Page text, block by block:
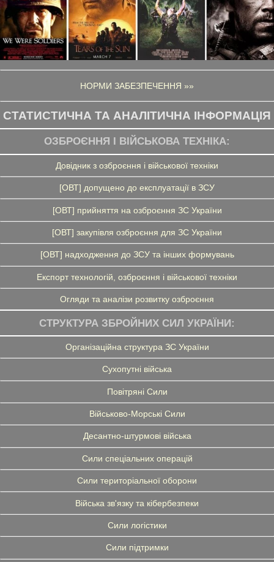
НОРМИ ЗАБЕЗПЕЧЕННЯ »»
СТАТИСТИЧНА ТА АНАЛІТИЧНА ІНФОРМАЦІЯ
ОЗБРОЄННЯ І ВІЙСЬКОВА ТЕХНІКА:
Довідник з озброєння і військової техніки
[ОВТ] допущено до експлуатації в ЗСУ
[ОВТ] прийняття на озброєння ЗС України
[ОВТ] закупівля озброєння для ЗС України
[ОВТ] надходження до ЗСУ та інших формувань
Експорт технологій, озброєння і військової техніки
Огляди та аналізи розвитку озброєння
СТРУКТУРА ЗБРОЙНИХ СИЛ УКРАЇНИ:
Організаційна структура ЗС України
Сухопутні війська
Повітряні Сили
Військово-Морські Сили
Десантно-штурмові війська
Сили спеціальних операцій
Сили територіальної оборони
Війська зв'язку та кібербезпеки
Сили логістики
Сили підтримки